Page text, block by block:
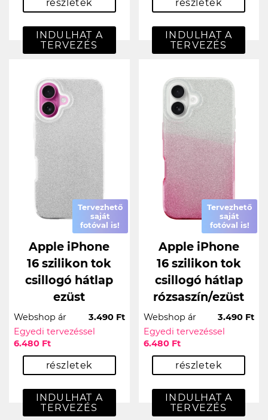
részletek
INDULHAT A
TERVEZÉS
részletek
INDULHAT A
TERVEZÉS
Tervezhető
saját
fotóval is!
Apple iPhone
16 szilikon tok
csillogó hátlap
ezüst
Webshop ár
3.490 Ft
Egyedi tervezéssel
6.480 Ft
részletek
INDULHAT A
TERVEZÉS
Tervezhető
saját
fotóval is!
Apple iPhone
16 szilikon tok
csillogó hátlap
rózsaszín/ezüst
Webshop ár
3.490 Ft
Egyedi tervezéssel
6.480 Ft
részletek
INDULHAT A
TERVEZÉS